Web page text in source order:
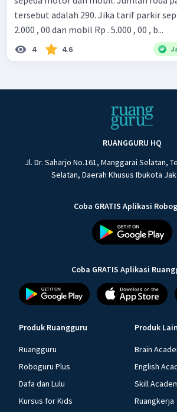
tersebut adalah 290. Jika tarif parkir
2.000 , 00 dan mobil Rp . 5.000 , 00 , b...
4 4.6
RUANGGURU HQ
Jl. Dr. Saharjo No.161, Manggarai Selatan,
Selatan, Daerah Khusus Ibukota
Coba GRATIS Aplikasi
Coba GRATIS Aplikasi
Produk Ruangguru
Ruangguru
Roboguru Plus
Dafa dan Lulu
Kursus for Kids
Produk
Brain
English
Skill
Ruangkerja